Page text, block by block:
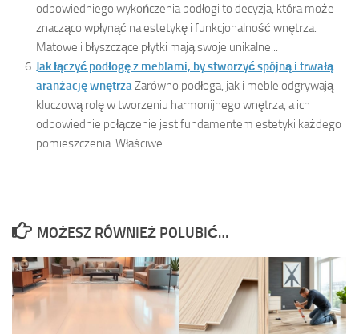
odpowiedniego wykończenia podłogi to decyzja, która może
znacząco wpłynąć na estetykę i funkcjonalność wnętrza.
Matowe i błyszczące płytki mają swoje unikalne...
Jak łączyć podłogę z meblami, by stworzyć spójną i trwałą
aranżację wnętrzaZarówno podłoga, jak i meble odgrywają
kluczową rolę w tworzeniu harmonijnego wnętrza, a ich
odpowiednie połączenie jest fundamentem estetyki każdego
pomieszczenia. Właściwe...
MOŻESZ RÓWNIEŻ POLUBIĆ…